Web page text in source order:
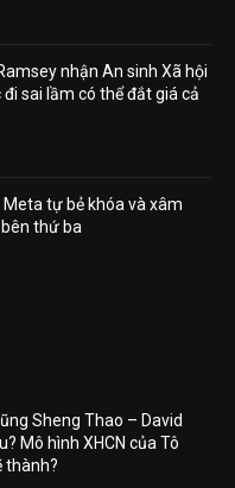
nhận An sinh Xã hội
sai lầm có thể đắt giá cả
Meta tự bẻ khóa và xâm
thứ ba
Sheng Thao – David
Mô hình XHCN của Tô
thành?